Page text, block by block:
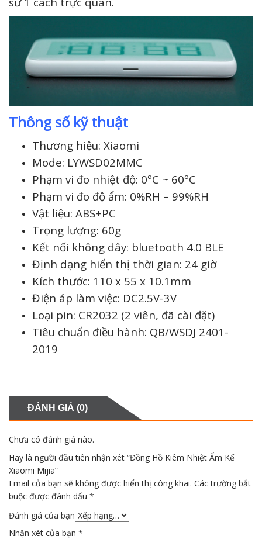
Thông số kỹ thuật
Thương hiệu: Xiaomi
Mode: LYWSD02MMC
Phạm vi đo nhiệt độ: 0ºC ~ 60ºC
Phạm vi đo độ ẩm: 0%RH – 99%RH
Vật liệu: ABS+PC
Trọng lượng: 60g
Kết nối không dây: bluetooth 4.0 BLE
Định dạng hiển thị thời gian: 24 giờ
Kích thước: 110 x 55 x 10.1mm
Điện áp làm việc: DC2.5V-3V
Loại pin: CR2032 (2 viên, đã cài đặt)
Tiêu chuẩn điều hành: QB/WSDJ 2401-
2019
ĐÁNH GIÁ (0)
Chưa có đánh giá nào.
Hãy là người đầu tiên nhận xét “Đồng Hồ Kiêm Nhiệt Ẩm Kế
Xiaomi Mijia”
Email của bạn sẽ không được hiển thị công khai. Các trường bắt
buộc được đánh dấu *
Đánh giá của bạn
Nhận xét của bạn *